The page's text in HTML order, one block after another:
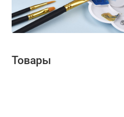
Товары